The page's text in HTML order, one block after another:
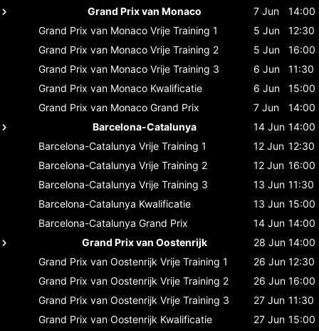
Grand Prix van Monaco 7 Jun
14:00
Grand Prix van Monaco Vrije Training 1 5 Jun
12:30
Grand Prix van Monaco Vrije Training 2 5 Jun
16:00
Grand Prix van Monaco Vrije Training 3 6 Jun
11:30
Grand Prix van Monaco Kwalificatie 6 Jun
15:00
Grand Prix van Monaco Grand Prix 7 Jun
14:00
Barcelona-Catalunya
14 Jun 14:00
Barcelona-Catalunya Vrije Training 1 12 Jun 12:30
Barcelona-Catalunya Vrije Training 2 12 Jun 16:00
Barcelona-Catalunya Vrije Training 3 13 Jun 11:30
Barcelona-Catalunya Kwalificatie 13 Jun 15:00
Barcelona-Catalunya Grand Prix 14 Jun 14:00
Grand Prix van Oostenrijk
28 Jun 14:00
Grand Prix van Oostenrijk Vrije Training 1 26 Jun 12:30
Grand Prix van Oostenrijk Vrije Training 2 26 Jun 16:00
Grand Prix van Oostenrijk Vrije Training 3 27 Jun 11:30
Grand Prix van Oostenrijk Kwalificatie 27 Jun 15:00